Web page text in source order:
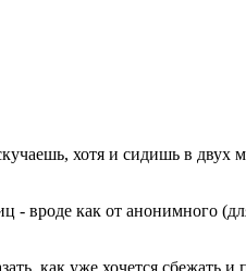
хотя и сидишь в двух
как от анонимного